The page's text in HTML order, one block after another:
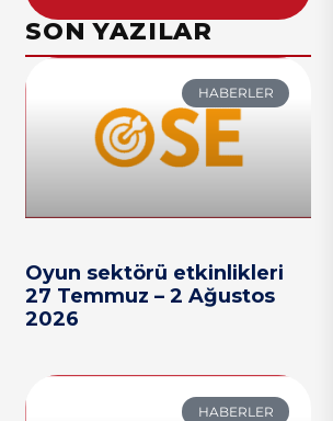
SON YAZILAR
HABERLER
Oyun sektörü etkinlikleri
27 Temmuz – 2 Ağustos
2026
HABERLER